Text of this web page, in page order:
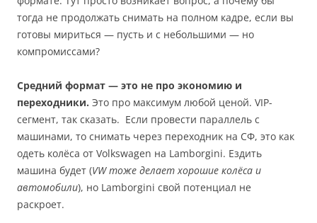
тогда не продолжать снимать на полном кадре, если вы
готовы мириться — пусть и с небольшими — но
компромиссами?
Средний формат — это не про экономию и
переходники. Это про максимум любой ценой. VIP-
сегмент, так сказать. Если провести параллель с
машинами, то снимать через переходник на СФ, это как
одеть колёса от Volkswagen на Lamborgini. Ездить
машина будет (VW тоже делает хорошие колёса и
автомобили), но Lamborgini свой потенциал не
раскроет.